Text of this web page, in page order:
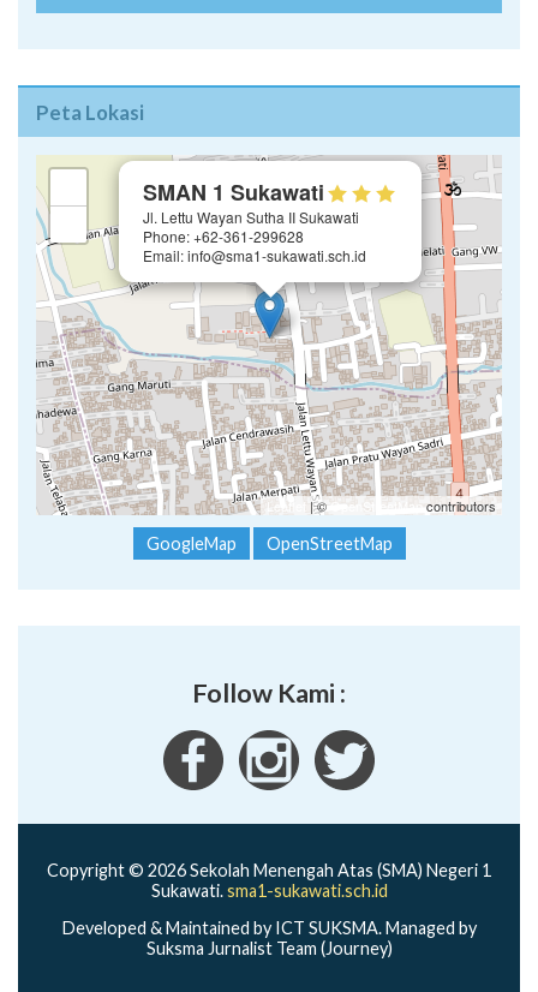
Peta Lokasi
SMAN 1 Sukawati
Jl. Lettu Wayan Sutha II Sukawati
Phone: +62-361-299628
Email: info@sma1-sukawati.sch.id
Leaflet | ©OpenStreetMap contributors
GoogleMap OpenStreetMap
Follow Kami :
Copyright © 2026 Sekolah Menengah Atas (SMA) Negeri 1
Sukawati.sma1-sukawati.sch.id
Developed & Maintained by ICT SUKSMA. Managed by
Suksma Jurnalist Team (Journey)